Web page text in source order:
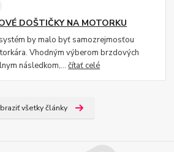
DOŠTIČKY NA MOTORKU
by malo byť samozrejmosťou
Vhodným výberom brzdových
následkom,...čítať celé
všetky články